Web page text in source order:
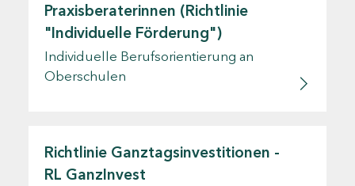
Praxisberaterinnen (Richtlinie
"Individuelle Förderung")
Individuelle Berufsorientierung an
Oberschulen
Richtlinie Ganztagsinvestitionen -
RL GanzInvest